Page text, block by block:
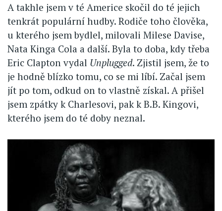
A takhle jsem v té Americe skočil do té jejich
tenkrát populární hudby. Rodiče toho člověka,
u kterého jsem bydlel, milovali Milese Davise,
Nata Kinga Cola a další. Byla to doba, kdy třeba
Eric Clapton vydal Unplugged. Zjistil jsem, že to
je hodně blízko tomu, co se mi líbí. Začal jsem
jít po tom, odkud on to vlastně získal. A přišel
jsem zpátky k Charlesovi, pak k B.B. Kingovi,
kterého jsem do té doby neznal.